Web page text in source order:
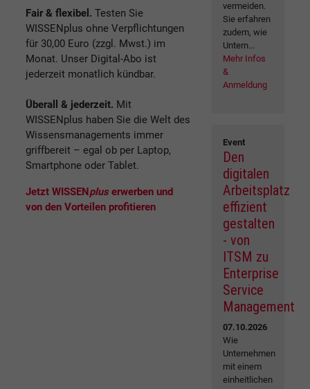
Fair & flexibel. Testen Sie
WISSENplus ohne Verpflichtungen
für 30,00 Euro (zzgl. Mwst.) im
Monat. Unser Digital-Abo ist
jederzeit monatlich kündbar.
Überall & jederzeit. Mit
WISSENplus haben Sie die Welt des
Wissensmanagements immer
griffbereit – egal ob per Laptop,
Smartphone oder Tablet.
Jetzt WISSENplus erwerben und
von den Vorteilen profitieren
vermeiden.
Sie erfahren
zudem, wie
Untern...
Mehr Infos
&
Anmeldung
Event
Den
digitalen
Arbeitsplatz
effizient
gestalten
- von
ITSM zu
Enterprise
Service
Management
07.10.2026
Wie
Unternehmen
mit einem
einheitlichen